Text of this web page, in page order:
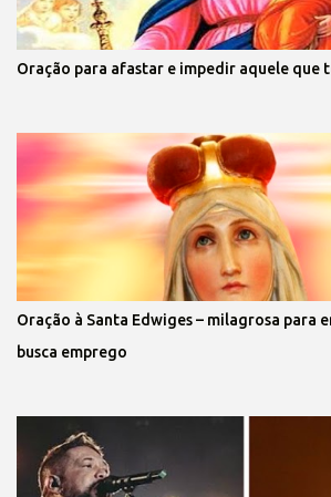
Oração para afastar e impedir aquele que
Oração à Santa Edwiges – milagrosa para
busca emprego